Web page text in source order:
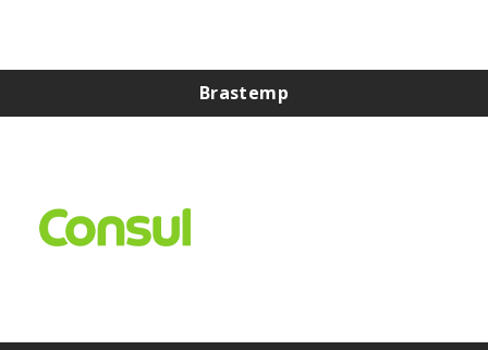
Brastemp
Assistência Técnica Brastemp na Zona Oeste
Assistência Técnica de Geladeira Brastemp